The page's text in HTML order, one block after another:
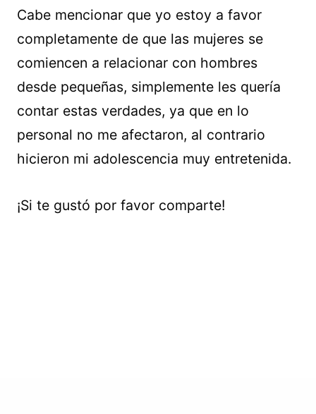
Cabe mencionar que yo estoy a favor
completamente de que las mujeres se
comiencen a relacionar con hombres
desde pequeñas, simplemente les quería
contar estas verdades, ya que en lo
personal no me afectaron, al contrario
hicieron mi adolescencia muy entretenida.
¡Si te gustó por favor comparte!